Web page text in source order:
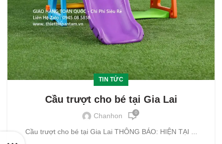
TIN TỨC
Cầu trượt cho bé tại Gia Lai
Chanhon 0
Cầu trượt cho bé tại Gia Lai THÔNG BÁO: HIỆN TẠI ...